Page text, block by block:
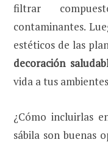
filtrar
contaminantes.
estéticos de las
decoración
vida a tus
¿Cómo incluirlas
sábila son buenas